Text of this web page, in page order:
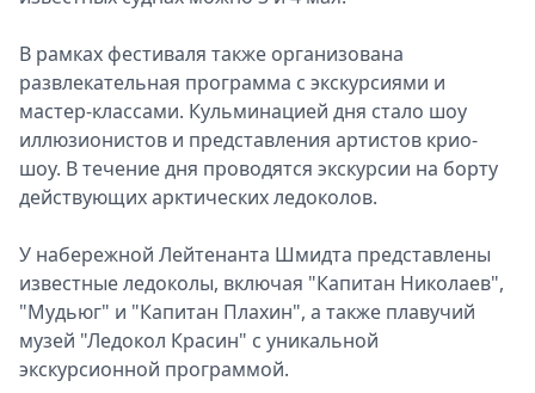
В рамках фестиваля также организована
развлекательная программа с экскурсиями и
мастер-классами. Кульминацией дня стало шоу
иллюзионистов и представления артистов крио-
шоу. В течение дня проводятся экскурсии на борту
действующих арктических ледоколов.
У набережной Лейтенанта Шмидта представлены
известные ледоколы, включая "Капитан Николаев",
"Мудьюг" и "Капитан Плахин", а также плавучий
музей "Ледокол Красин" с уникальной
экскурсионной программой.